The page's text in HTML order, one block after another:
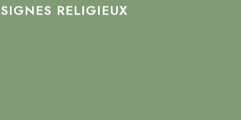
RELIGIEUX